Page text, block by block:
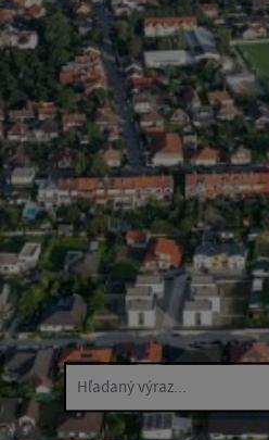
Hľadaný výraz...